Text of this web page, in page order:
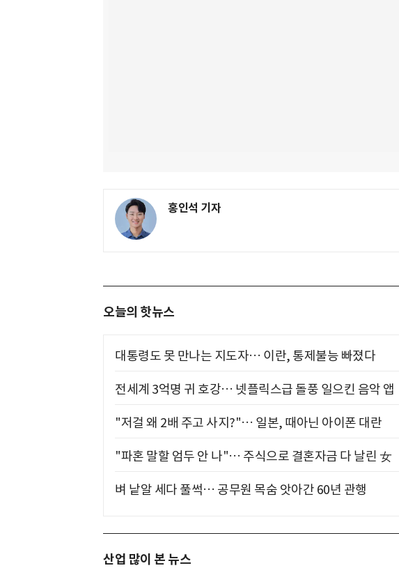
홍인석 기자
오늘의 핫뉴스
대통령도 못 만나는 지도자… 이란, 통제불능 빠졌다
전세계 3억명 귀 호강… 넷플릭스급 돌풍 일으킨 음악 앱
"저걸 왜 2배 주고 사지?"… 일본, 때아닌 아이폰 대란
"파혼 말할 엄두 안 나"… 주식으로 결혼자금 다 날린 女
벼 낱알 세다 풀썩… 공무원 목숨 앗아간 60년 관행
산업 많이 본 뉴스